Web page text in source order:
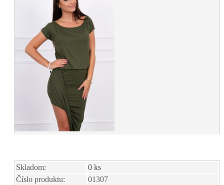
Skladom:
0 ks
Číslo produktu:
01307